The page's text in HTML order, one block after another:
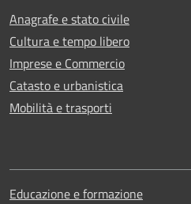
Anagrafe e stato civile
Cultura e tempo libero
Imprese e Commercio
Catasto e urbanistica
Mobilità e trasporti
Educazione e formazione